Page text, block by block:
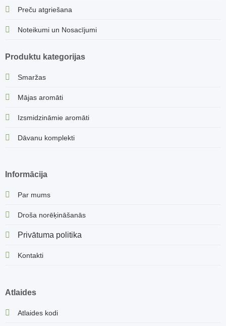
Preču atgriešana
Noteikumi un Nosacījumi
Produktu kategorijas
Smaržas
Mājas aromāti
Izsmidzināmie aromāti
Dāvanu komplekti
Informācija
Par mums
Droša norēķināšanās
Privātuma politika
Kontakti
Atlaides
Atlaides kodi